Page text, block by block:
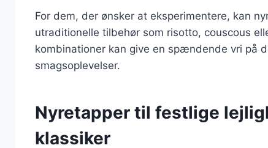
For dem, der ønsker at eksperimentere, kan
utraditionelle tilbehør som risotto, couscous
kombinationer kan give en spændende vri på
smagsoplevelser.
Nyretapper til festlige
klassiker